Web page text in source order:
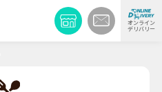
オンライン
デリバリー